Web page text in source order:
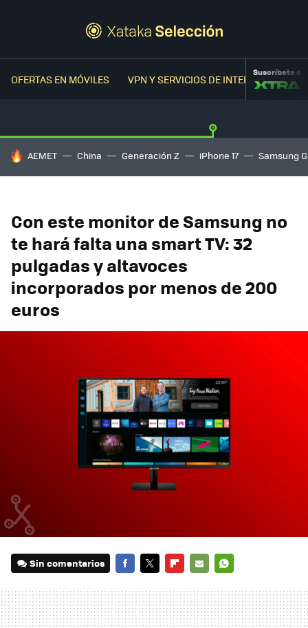
OFERTAS EN MÓVILES VPN Y SERVICIOS DE INTERNETSuscríbete a
HOY SE HABLA DE
AEMET China Generación Z iPhone 17 Samsung
Con este monitor de Samsung no
te hará falta una smart TV: 32
pulgadas y altavoces
incorporados por menos de 200
euros
Sin comentarios
MAIL